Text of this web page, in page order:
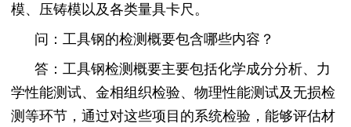
模、压铸模以及各类量具卡尺。
问：工具钢的检测概要包含哪些内容？
答：工具钢检测概要主要包括化学成分分析、力
学性能测试、金相组织检验、物理性能测试及无损检
测等环节，通过对这些项目的系统检验，能够评估材